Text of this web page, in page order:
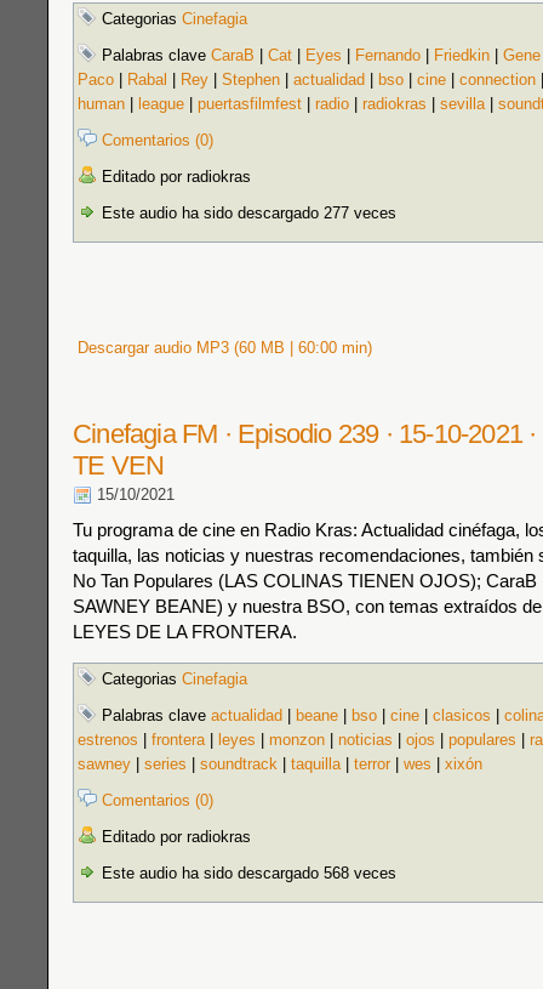
Categorias Cinefagia
Palabras clave CaraB Cat Eyes Fernando Friedkin Gene
Paco
Rabal Rey Stephen actualidad bso cine connection
human
league puertasfilmfest radio radiokras sevilla|
Comentarios (0)
Editado por radiokras
Este audio ha sido descargado 277 veces
Descargar audio MP3 (60 MB | 60:00 min)
Cinefagia FM · Episodio 239 · 15-10-2021
TE VEN
15/10/2021
Tu programa de cine en Radio Kras: Actualidad cinéfaga,
taquilla, las noticias y nuestras recomendaciones, también
No Tan Populares (LAS COLINAS TIENEN OJOS);
SAWNEY BEANE) y nuestra BSO, con temas extraídos
LEYES DE LA FRONTERA.
Categorias Cinefagia
Palabras clave actualidad beane bso cine clasicos
estrenos
frontera| leyes monzon noticias ojos populares
sawney
series soundtrack taquilla| terror wes
xixón
Comentarios (0)
Editado por radiokras
Este audio ha sido descargado 568 veces